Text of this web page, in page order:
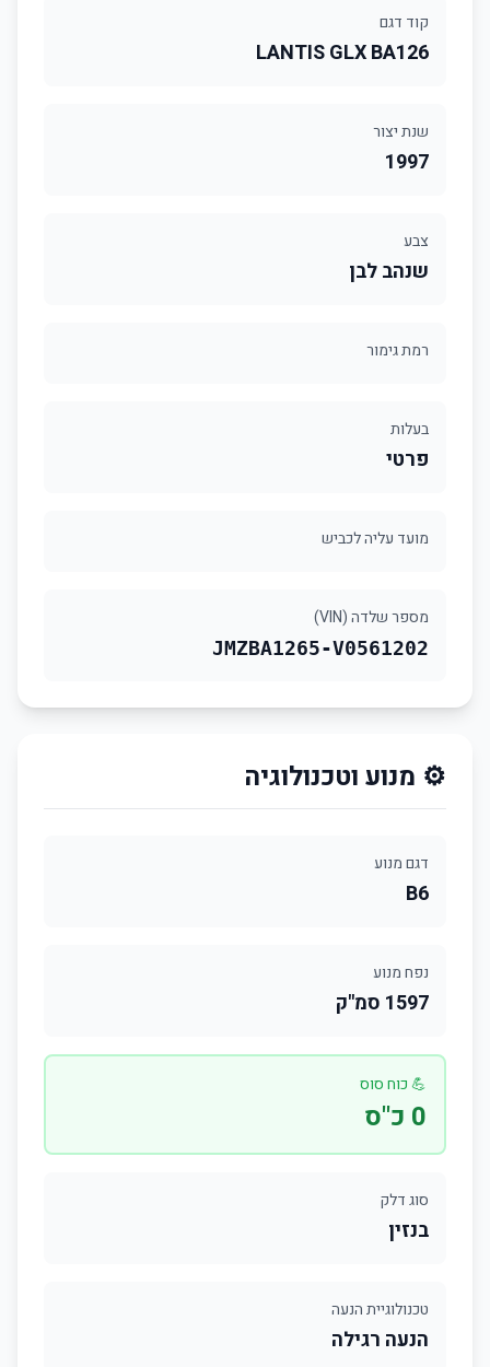
קוד דגם
LANTIS GLX BA126
שנת יצור
1997
צבע
שנהב לבן
רמת גימור
בעלות
פרטי
מועד עליה לכביש
מספר שלדה (VIN)
JMZBA1265-V0561202
⚙️ מנוע וטכנולוגיה
דגם מנוע
B6
נפח מנוע
1597 סמ"ק
💪 כוח סוס
0 כ"ס
סוג דלק
בנזין
טכנולוגיית הנעה
הנעה רגילה